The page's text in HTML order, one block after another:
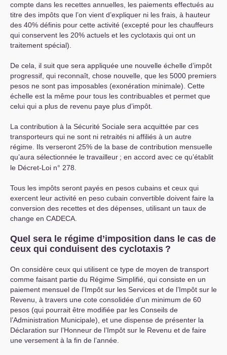
compte dans les recettes annuelles, les paiements effectués au
titre des impôts que l’on vient d’expliquer ni les frais, à hauteur
des 40% définis pour cette activité (excepté pour les chauffeurs
qui conservent les 20% actuels et les cyclotaxis qui ont un
traitement spécial).
De cela, il suit que sera appliquée une nouvelle échelle d’impôt
progressif, qui reconnaît, chose nouvelle, que les 5000 premiers
pesos ne sont pas imposables (exonération minimale). Cette
échelle est la même pour tous les contribuables et permet que
celui qui a plus de revenu paye plus d’impôt.
La contribution à la Sécurité Sociale sera acquittée par ces
transporteurs qui ne sont ni retraités ni affiliés à un autre
régime. Ils verseront 25% de la base de contribution mensuelle
qu’aura sélectionnée le travailleur ; en accord avec ce qu’établit
le Décret-Loi n° 278.
Tous les impôts seront payés en pesos cubains et ceux qui
exercent leur activité en peso cubain convertible doivent faire la
conversion des recettes et des dépenses, utilisant un taux de
change en CADECA
Quel sera le régime d’imposition dans le cas de
ceux qui conduisent des cyclotaxis ?
On considère ceux qui utilisent ce type de moyen de transport
comme faisant partie du Régime Simplifié, qui consiste en un
paiement mensuel de l’Impôt sur les Services et de l’Impôt sur le
Revenu, à travers une cote consolidée d’un minimum de 60
pesos (qui pourrait être modifiée par les Conseils de
l’Administration Municipale), et une dispense de présenter la
Déclaration sur l’Honneur de l’Impôt sur le Revenu et de faire
une versement à la fin de l’année.